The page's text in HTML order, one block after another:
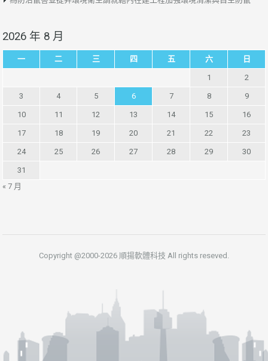
2026 年 8 月
一 二 三 四 五 六 日
1 2
3 4 5 6 7 8 9
10 11 12 13 14 15 16
17 18 19 20 21 22 23
24 25 26 27 28 29 30
31
« 7 月
Copyright @2000-2026 順揚軟體科技 All rights reseved.